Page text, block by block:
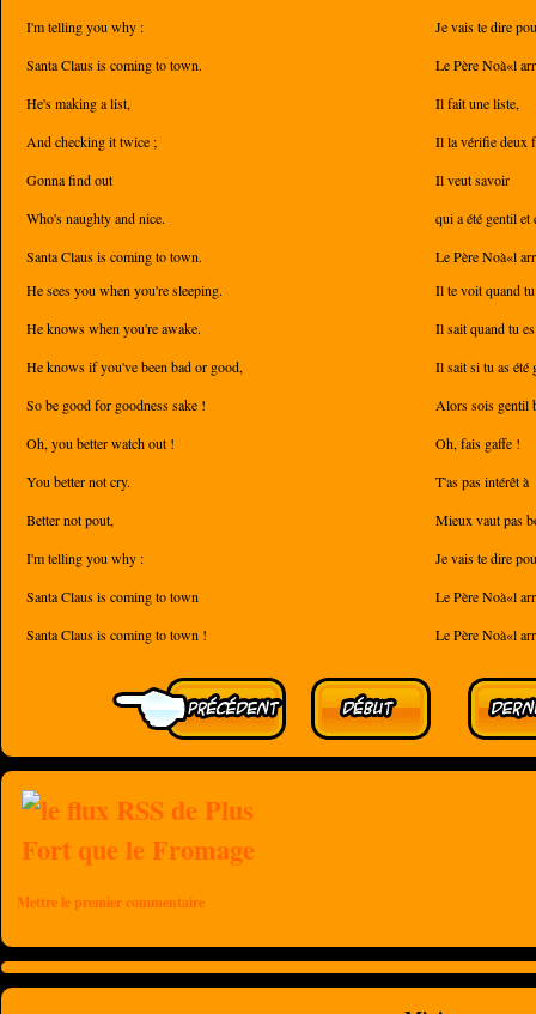
I'm telling you why :
Santa Claus is coming to town.
He's making a list,
And checking it twice ;
Gonna find out
Who's naughty and nice.
Santa Claus is coming to town.
Je vais te dire
Le Père Noà«l
Il fait une liste,
Il la vérifie deux
Il veut savoir
qui a été gentil et
Le Père Noà«l
He sees you when you're sleeping.
He knows when you're awake.
He knows if you've been bad or good,
So be good for goodness sake !
Oh, you better watch out !
You better not cry.
Better not pout,
I'm telling you why :
Santa Claus is coming to town
Santa Claus is coming to town !
Il te voit quand
Il sait quand tu
Il sait si tu as été
Alors sois gentil
Oh, fais gaffe !
T'as pas intérêt
Mieux vaut pas
Je vais te dire
Le Père Noà«l
Le Père Noà«l
Mettre le premier commentaire